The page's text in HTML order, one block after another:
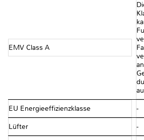
EMV Class A
EU Energieeffizienzklasse -
Lüfter -